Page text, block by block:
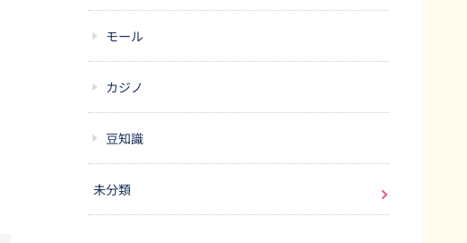
モール
カジノ
豆知識
未分類